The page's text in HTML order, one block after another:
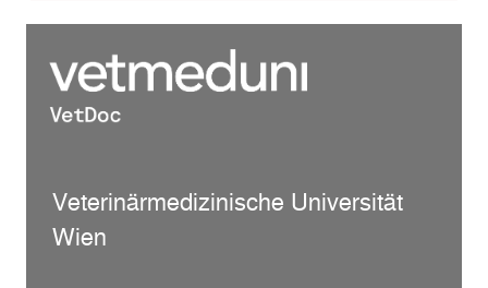
Veterinärmedizinische Universität
Wien